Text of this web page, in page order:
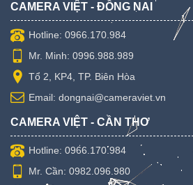
CAMERA VIỆT - ĐỒNG NAI
Hotline: 0966.170.984
Mr. Minh: 0996.988.989
Tổ 2, KP4, TP. Biên Hòa
Email: dongnai@cameraviet.vn
CAMERA VIỆT - CẦN THƠ
Hotline: 0966.170.984
Mr. Cần: 0982.096.980